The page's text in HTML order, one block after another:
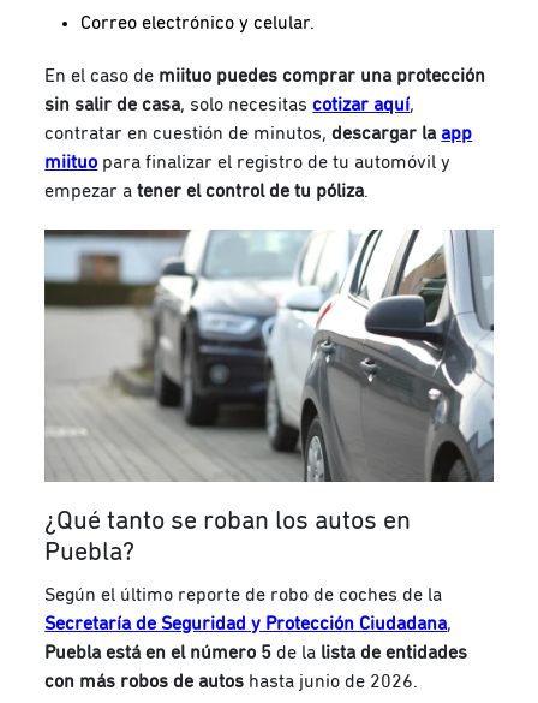
Correo electrónico y celular.
En el caso de miituo puedes comprar una protección
sin salir de casa, solo necesitas cotizar aquí,
contratar en cuestión de minutos,descargar la app
miituo para finalizar el registro de tu automóvil y
empezar atener el control de tu póliza.
¿Qué tanto se roban los autos en
Puebla?
Según el último reporte de robo de coches de la
Secretaría de Seguridad y Protección Ciudadana,
Puebla está en el número 5de la lista de entidades
con más robos de autos hasta junio de 2026.